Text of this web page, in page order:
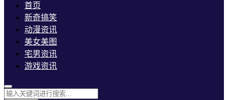
首页
新奇搞笑
动漫资讯
美女美图
宅男资讯
游戏资讯